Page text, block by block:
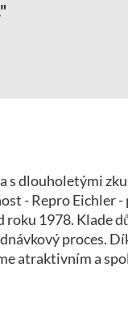
s dlouholetými
- Repro Eichler
roku 1978. Klade
proces.
atraktivním a